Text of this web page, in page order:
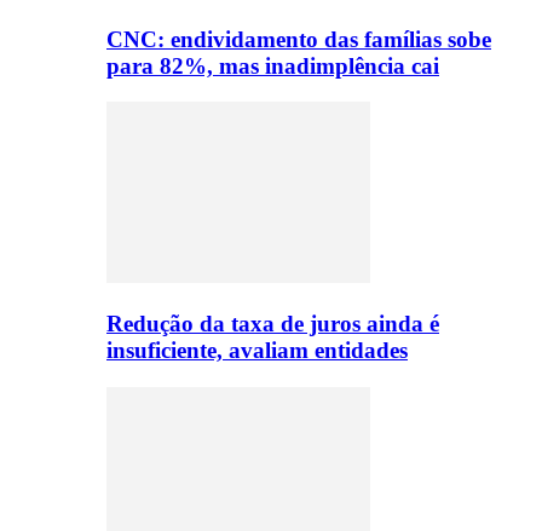
CNC: endividamento das famílias sobe
para 82%, mas inadimplência cai
Redução da taxa de juros ainda é
insuficiente, avaliam entidades